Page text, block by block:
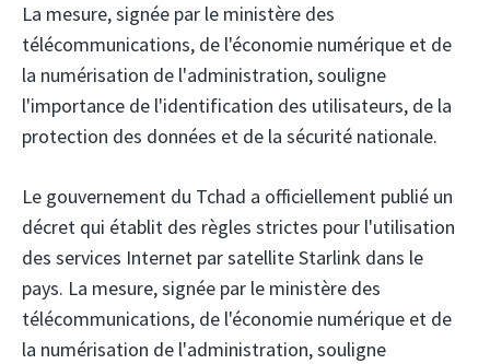
La mesure, signée par le ministère des
télécommunications, de l'économie numérique et de
la numérisation de l'administration, souligne
l'importance de l'identification des utilisateurs, de la
protection des données et de la sécurité nationale.
Le gouvernement du Tchad a officiellement publié un
décret qui établit des règles strictes pour l'utilisation
des services Internet par satellite Starlink dans le
pays. La mesure, signée par le ministère des
télécommunications, de l'économie numérique et de
la numérisation de l'administration, souligne